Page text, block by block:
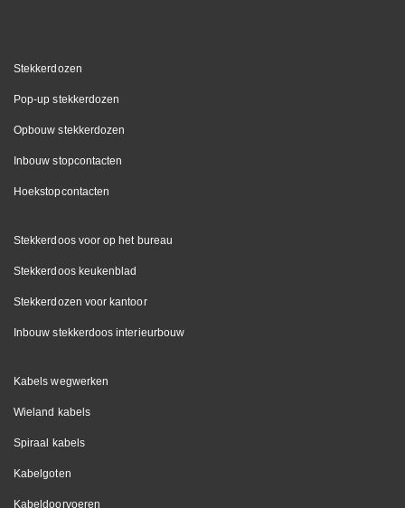
Stekkerdozen
Pop-up stekkerdozen
Opbouw stekkerdozen
Inbouw stopcontacten
Hoekstopcontacten
Stekkerdoos voor op het bureau
Stekkerdoos keukenblad
Stekkerdozen voor kantoor
Inbouw stekkerdoos interieurbouw
Kabels wegwerken
Wieland kabels
Spiraal kabels
Kabelgoten
Kabeldoorvoeren